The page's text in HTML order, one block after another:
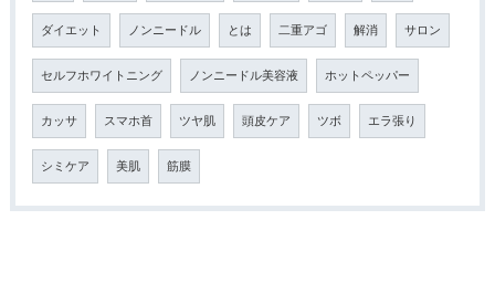
ダイエット ノンニードル とは 二重アゴ 解消 サロン
セルフホワイトニング ノンニードル美容液 ホットペッパー
カッサ スマホ首 ツヤ肌 頭皮ケア ツボ エラ張り
シミケア 美肌 筋膜